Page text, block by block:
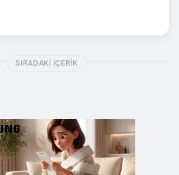
SIRADAKI İÇERIK